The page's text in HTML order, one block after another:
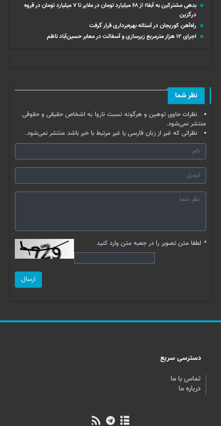
بدهی مشترکین به آبفا؛ از ۶۸ میلیارد تومان در ملایر تا ۷ میلیارد تومان در قروه
درگزین
راه‌آهن کوریجان در آستانه بهره‌برداری قرار گرفت
اجرای ۱۲ هزار مترمربع زیرسازی و آسفالت در معابر حسین‌آباد ناظم
نظر شما
نظرات حاوی توهین و هرگونه نسبت ناروا به اشخاص حقیقی و حقوقی
منتشر نمی‌شود.
نظراتی که غیر از زبان فارسی یا غیر مرتبط با خبر باشد منتشر نمی‌شود.
* لطفا متن تصویر را در جعبه متن وارد کنید
ارسال
دسترسی سریع
تماس با ما
درباره ما